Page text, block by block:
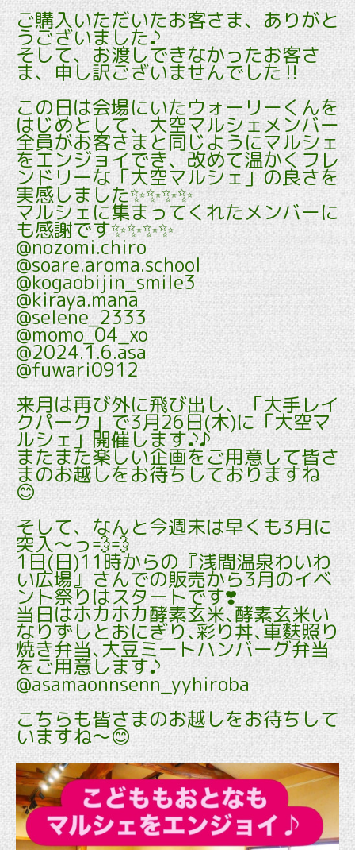
ご購入いただいたお客さま、ありがと
うございました♪
そして、お渡しできなかったお客さ
ま、申し訳ございませんでした‼︎
この日は会場にいたウォーリーくんを
はじめとして、大空マルシェメンバー
全員がお客さまと同じようにマルシェ
をエンジョイでき、改めて温かくフレ
ンドリーな「大空マルシェ」の良さを
実感しました✨✨✨✨
マルシェに集まってくれたメンバーに
も感謝です✨✨✨✨
@nozomi.chiro
@soare.aroma.school
@kogaobijin_smile3
@kiraya.mana
@selene_2333
@momo_04_xo
@2024.1.6.asa
@fuwari0912
来月は再び外に飛び出し、「大手レイ
クパーク」で3月26日(木)に「大空マ
ルシェ」開催します♪♪
またまた楽しい企画をご用意して皆さ
まのお越しをお待ちしておりますね
😊
そして、なんと今週末は早くも3月に
突入～っ💨💨
1日(日)11時からの『浅間温泉わいわ
い広場』さんでの販売から3月のイベ
ント祭りはスタートです❣️
当日はホカホカ酵素玄米､酵素玄米い
なりずしとおにぎり､彩り丼､車麩照り
焼き弁当､大豆ミートハンバーグ弁当
をご用意します♪
@asamaonnsenn_yyhiroba
こちらも皆さまのお越しをお待ちして
いますね～😊